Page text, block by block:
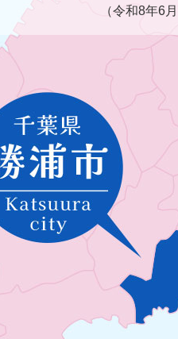
（令和8年6